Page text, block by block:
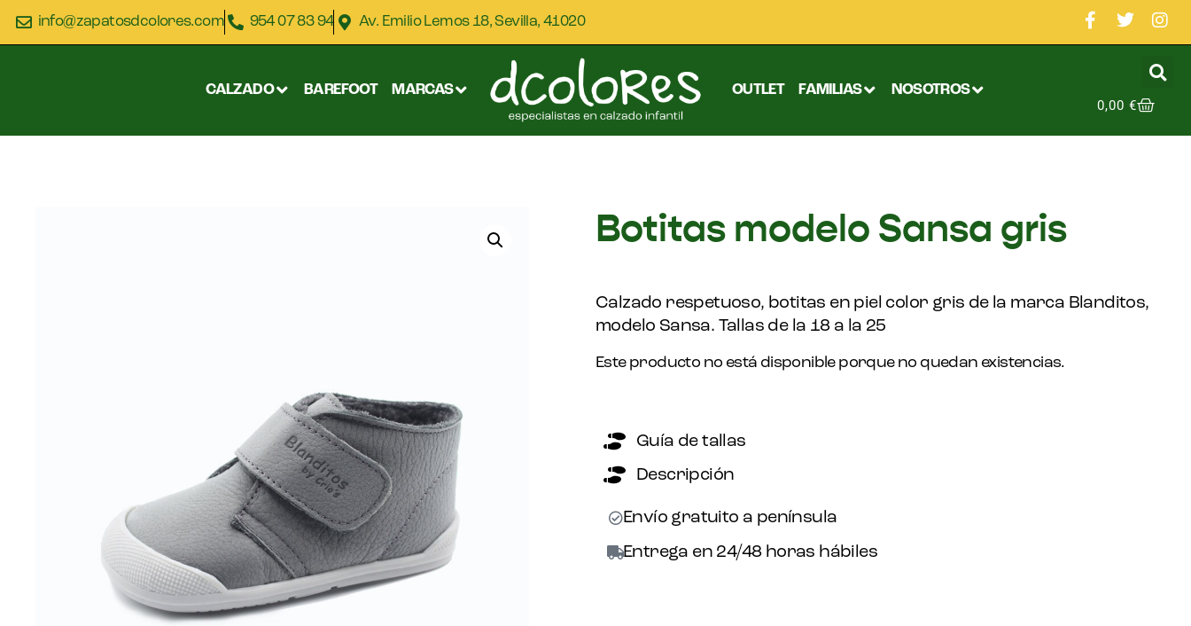
info@zapatosdcolores.com 954 07 83 94 Av. Emilio Lemos 18, Sevilla, 41020
CALZADO BAREFOOT MARCAS OUTLET FAMILIAS NOSOTROS
0,00 €
Botitas modelo Sansa gris
Calzado respetuoso, botitas en piel color gris de la marca Blanditos,
modelo Sansa. Tallas de la 18 a la 25
Este producto no está disponible porque no quedan existencias.
Guía de tallas
Descripción
Envío gratuito a península
Entrega en 24/48 horas hábiles